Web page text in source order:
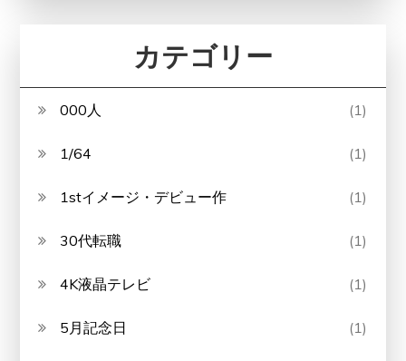
カテゴリー
000人 (1)
1/64 (1)
1stイメージ・デビュー作 (1)
30代転職 (1)
4K液晶テレビ (1)
5月記念日 (1)